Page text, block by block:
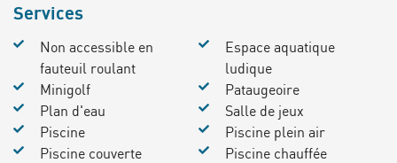
Services
Non accessible en
fauteuil roulant
Espace aquatique
ludique
Minigolf
Pataugeoire
Plan d'eau
Salle de jeux
Piscine
Piscine plein air
Piscine couverte
Piscine chauffée